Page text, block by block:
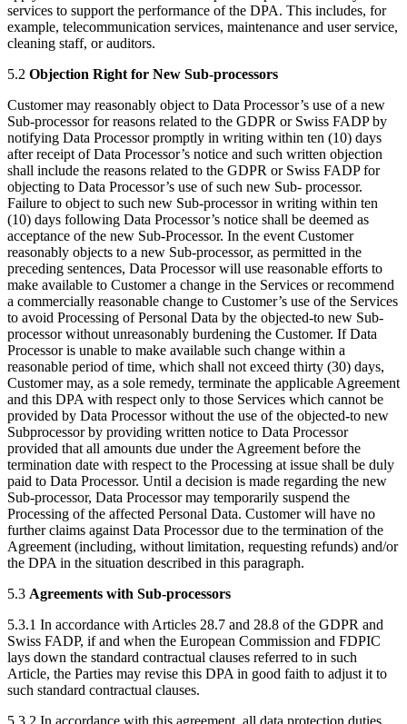
services to support the performance of the DPA. This includes, for
example, telecommunication services, maintenance and user service,
cleaning staff, or auditors.
5.2 Objection Right for New Sub-processors
Customer may reasonably object to Data Processor’s use of a new
Sub-processor for reasons related to the GDPR or Swiss FADP by
notifying Data Processor promptly in writing within ten (10) days
after receipt of Data Processor’s notice and such written objection
shall include the reasons related to the GDPR or Swiss FADP for
objecting to Data Processor’s use of such new Sub- processor.
Failure to object to such new Sub-processor in writing within ten
(10) days following Data Processor’s notice shall be deemed as
acceptance of the new Sub-Processor. In the event Customer
reasonably objects to a new Sub-processor, as permitted in the
preceding sentences, Data Processor will use reasonable efforts to
make available to Customer a change in the Services or recommend
a commercially reasonable change to Customer’s use of the Services
to avoid Processing of Personal Data by the objected-to new Sub-
processor without unreasonably burdening the Customer. If Data
Processor is unable to make available such change within a
reasonable period of time, which shall not exceed thirty (30) days,
Customer may, as a sole remedy, terminate the applicable Agreement
and this DPA with respect only to those Services which cannot be
provided by Data Processor without the use of the objected-to new
Subprocessor by providing written notice to Data Processor
provided that all amounts due under the Agreement before the
termination date with respect to the Processing at issue shall be duly
paid to Data Processor. Until a decision is made regarding the new
Sub-processor, Data Processor may temporarily suspend the
Processing of the affected Personal Data. Customer will have no
further claims against Data Processor due to the termination of the
Agreement (including, without limitation, requesting refunds) and/or
the DPA in the situation described in this paragraph.
5.3 Agreements with Sub-processors
5.3.1 In accordance with Articles 28.7 and 28.8 of the GDPR and
Swiss FADP, if and when the European Commission and FDPIC
lays down the standard contractual clauses referred to in such
Article, the Parties may revise this DPA in good faith to adjust it to
such standard contractual clauses.